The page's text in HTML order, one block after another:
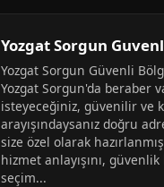
Yozgat Sorgun
Yozgat Sorgun Güvenli
Yozgat Sorgun'da beraber
isteyeceğiniz, güvenilir ve
arayışındaysanız doğru
size özel olarak
hizmet anlayışını,
seçim...